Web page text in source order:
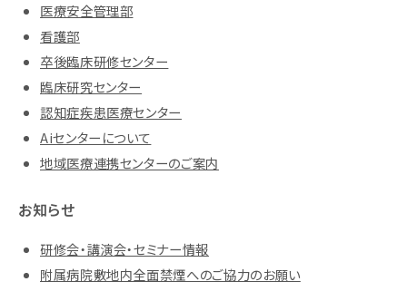
医療安全管理部
看護部
卒後臨床研修センター
臨床研究センター
認知症疾患医療センター
Aiセンターについて
地域医療連携センターのご案内
お知らせ
研修会・講演会・セミナー情報
附属病院敷地内全面禁煙へのご協力のお願い